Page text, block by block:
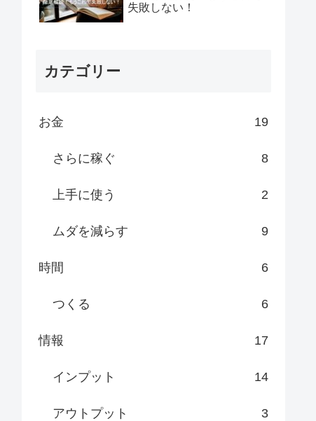
失敗しない！
カテゴリー
お金 19
さらに稼ぐ 8
上手に使う 2
ムダを減らす 9
時間 6
つくる 6
情報 17
インプット 14
アウトプット 3